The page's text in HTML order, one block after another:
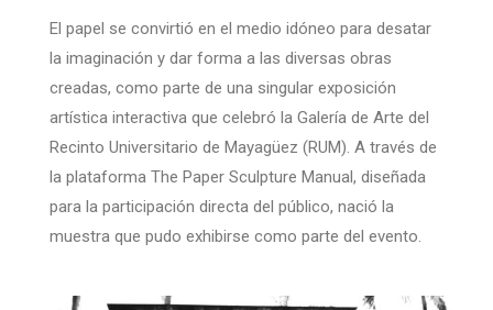
El papel se convirtió en el medio idóneo para desatar
la imaginación y dar forma a las diversas obras
creadas, como parte de una singular exposición
artística interactiva que celebró la Galería de Arte del
Recinto Universitario de Mayagüez (RUM). A través de
la plataforma The Paper Sculpture Manual, diseñada
para la participación directa del público, nació la
muestra que pudo exhibirse como parte del evento.